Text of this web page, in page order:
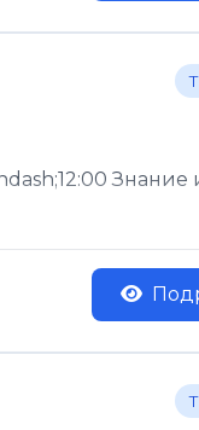
Знание